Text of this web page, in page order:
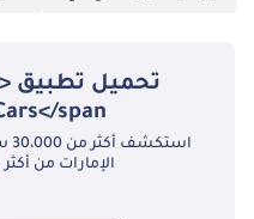
span>
الإمارات من أكثر من 350 وكيل